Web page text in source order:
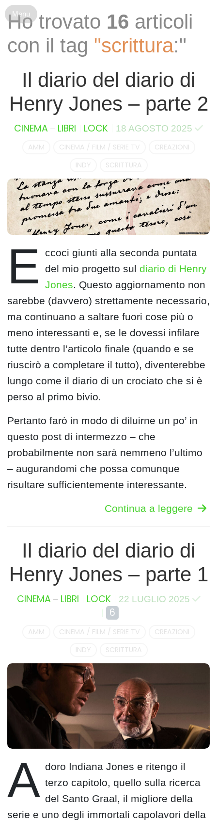
Ho trovato 16 articoli
con il tag "scrittura:"
Il diario del diario di
Henry Jones – parte 2
CINEMA– LIBRI LOCK 18 AGOSTO 2025
AMM CINEMA / FILM / SERIE TV
CREAZIONI
INDY
SCRITTURA
E
ccoci giunti alla seconda puntata
del mio progetto suldiario di Henry
Jones. Questo aggiornamento non
sarebbe (davvero) strettamente necessario,
ma continuano a saltare fuori cose più o
meno interessanti e, se le dovessi infilare
tutte dentro l’articolo finale (quando e se
riuscirò a completare il tutto), diventerebbe
lungo come il diario di un crociato che si è
perso al primo bivio.
Pertanto farò in modo di diluirne un po’ in
questo post di intermezzo – che
probabilmente non sarà nemmeno l’ultimo
– augurandomi che possa comunque
risultare sufficientemente interessante.
Continua a leggere
Il diario del diario di
Henry Jones – parte 1
CINEMA– LIBRI LOCK 22 LUGLIO 2025
6
AMM CINEMA / FILM / SERIE TV
CREAZIONI
INDY
SCRITTURA
A doro Indiana Jones e ritengo il
terzo capitolo, quello sulla ricerca
del Santo Graal, il migliore della
serie e uno degli immortali capolavori della